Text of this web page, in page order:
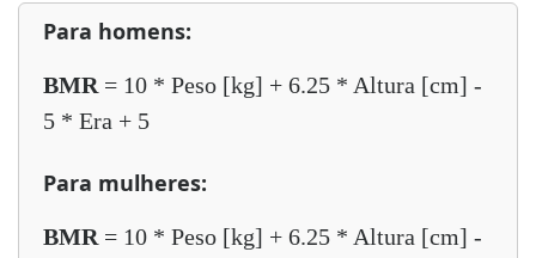
Para homens:
BMR = 10 * Peso [kg] + 6.25 * Altura [cm] -
5 * Era + 5
Para mulheres:
BMR = 10 * Peso [kg] + 6.25 * Altura [cm] -